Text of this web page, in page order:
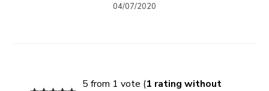
04/07/2020
5 from 1 vote (1 rating without